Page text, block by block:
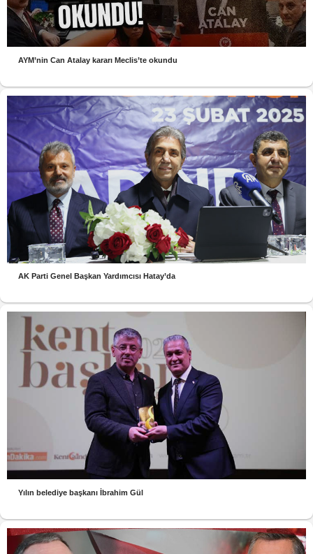
AYM’nin Can Atalay kararı Meclis’te okundu
AK Parti Genel Başkan Yardımcısı Hatay’da
Yılın belediye başkanı İbrahim Gül